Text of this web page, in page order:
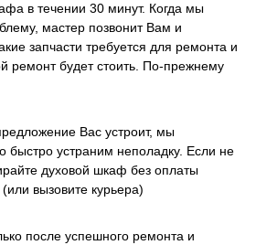
в течении 30 минут. Когда мы
мастер позвонит Вам и
запчасти требуется для ремонта и
ремонтбудет стоить. По-прежнему
Вас устроит, мы
быстро устраним неполадку. Если не
духовой шкаф без оплаты
(или вызовите курьера)
после успешного ремонта и